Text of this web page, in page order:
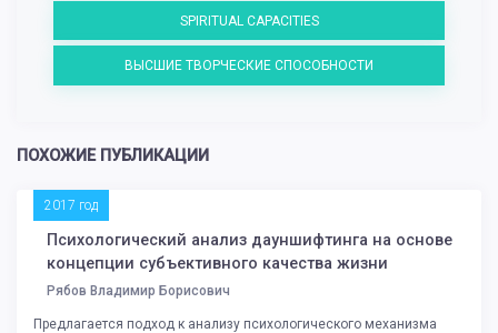
SPIRITUAL CAPACITIES
ВЫСШИЕ ТВОРЧЕСКИЕ СПОСОБНОСТИ
ПОХОЖИЕ ПУБЛИКАЦИИ
2017 год
Психологический анализ дауншифтинга на основе
концепции субъективного качества жизни
Рябов Владимир Борисович
Предлагается подход к анализу психологического механизма